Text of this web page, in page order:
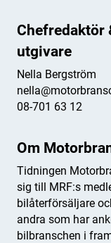
Om
Tidningen
sig till MRF:s
bilåterförsäljare
andra som har
bilbranschen i
Chefredaktör
utgivare
Nella Bergström
08-701 63 12